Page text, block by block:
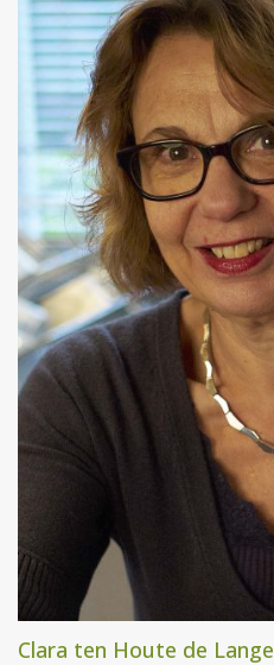
Clara ten Houte de Lange